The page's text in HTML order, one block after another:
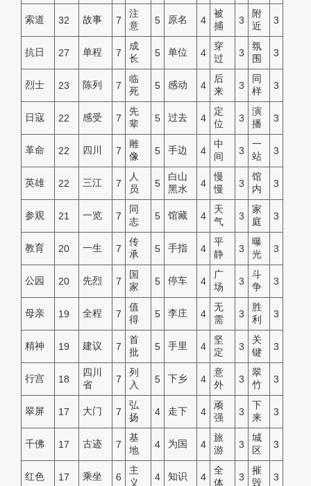
索道 32 故事 7
注
意
5 原名 4
被
捕
3
附
近
3
抗日 27 单程 7
成
长
5 单位 4
穿
过
3
氛
围
3
烈士 23 陈列 7
临
死
5 感动 4
后
来
3
同
样
3
日寇 22 感受 7
先
辈
5 过去 4
定
位
3
演
播
3
革命 22 四川 7
雕
像
5 手边 4
中
间
3
一
站
3
英雄 22 三江 7
人
员
5
白山
黑水
4
慢
慢
3
馆
内
3
参观 21 一览 7
同
志
5 馆藏 4
天
气
3
家
庭
3
教育 20 一生 7
传
承
5 手指 4
平
静
3
曝
光
3
公园 20 先烈 7
国
家
5 停车 4
广
场
3
斗
争
3
母亲 19 全程 7
值
得
5 李庄 4
无
需
3
胜
利
3
精神 19 建议 7
首
批
5 手里 4
坚
定
3
关
键
3
行宫 18
四川
省
7
列
入
5 下乡 4
意
外
3
翠
竹
3
翠屏 17 大门 7
弘
扬
4 走下 4
顽
强
3
下
来
3
千佛 17 古迹 7
基
地
4 为国 4
旅
游
3
城
区
3
红色 17 乘坐 6
主
义
4 知识 4
全
体
3
摧
毁
3